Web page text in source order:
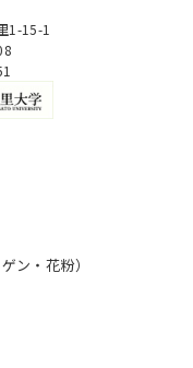
1-15-1
ン・花粉）